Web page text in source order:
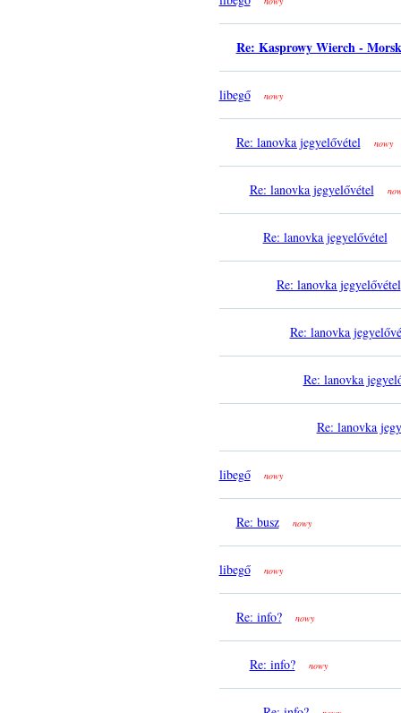
Re: Kasprowy Wierch -
libegő nowy
Re: lanovka jegyelővétel nowy
Re: lanovka jegyelővétel
Re: lanovka jegyelővétel
Re: lanovka jegyelővétel
Re: lanovka
Re: lanovka
Re: lanovka
libegő nowy
Re: busz nowy
libegő nowy
Re: info? nowy
Re: info? nowy